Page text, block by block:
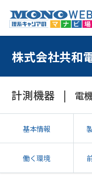
株式会社共和
計測機器 電
基本情報
働く環境